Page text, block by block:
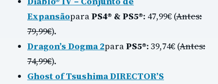
ExpansãoparaPS4® & PS5®: 47,99€ (Antes:
79,99€).
Dragon’s Dogma 2paraPS5®: 39,74€ (Antes:
74,99€).
Ghost of Tsushima DIRECTOR’S